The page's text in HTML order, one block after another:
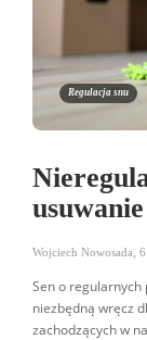
Regulacja snu
Wojciech Nowosada
Sen o regularnych
niezbędną wręcz
zachodzących w